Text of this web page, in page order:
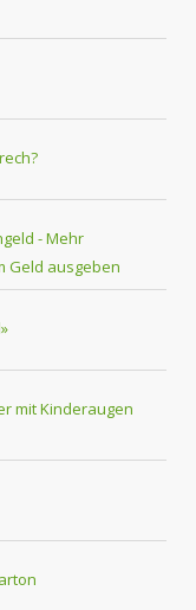
- Mehr
Geld ausgeben
mit Kinderaugen